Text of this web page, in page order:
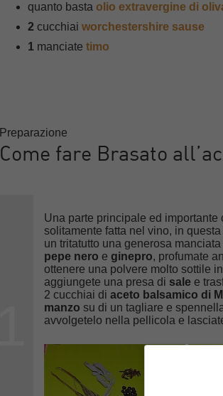
quanto basta olio extravergine di
2 cucchiai worchestershire sause
1 manciate timo
Preparazione
Come fare Brasato
Una parte principale ed
solitamente fatta nel vino, in
un tritatutto una generosa manciata
pepe nero e ginepro, profumate
ottenere una polvere molto sottile
aggiungete una presa di sale e
2 cucchiai diaceto balsamico di
manzo su di un tagliare e
avvolgetelo nella pellicola e